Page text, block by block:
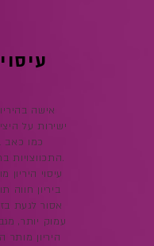
אישה
ישירות על
כמו כאב
התכווצויות ברגליים, קושי לנשום עמוק, ובצקת.
עיסוי
ביריון חווה
אסור לגעת
עמוק יותר,